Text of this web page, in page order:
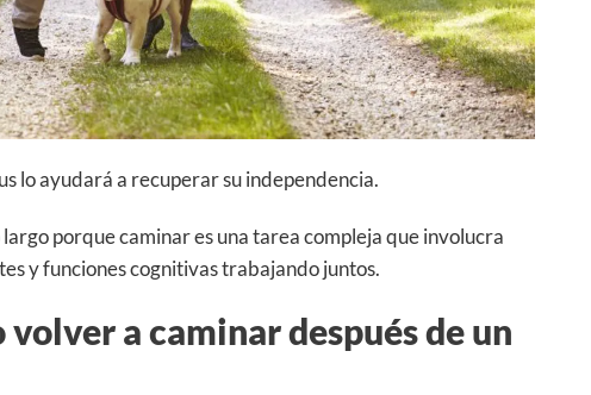
lo ayudará a recuperar su independencia.
porque caminar es una tarea compleja que involucra
y funciones cognitivas trabajando juntos.
a caminar después de un